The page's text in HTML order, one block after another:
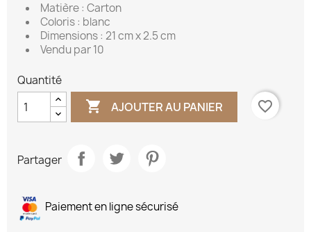
Matière : Carton
Coloris : blanc
Dimensions : 21 cm x 2.5 cm
Vendu par 10
Quantité
 AJOUTER AU PANIER favorite_border
Partager
Paiement en ligne sécurisé